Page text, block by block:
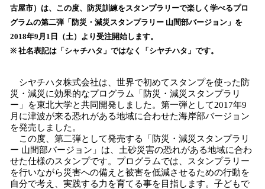
数
を
読
み
込
中
で
す
古屋市）は、この度、防災訓練をスタンプラリーで楽しく学べるプロ
グラムの第二弾「防災・減災スタンプラリー 山間部バージョン」を
2018年9月1日（土）より受注開始します。
※ 社名表記は「シャチハタ」ではなく「シヤチハタ」です。
シヤチハタ株式会社は、世界で初めてスタンプを使った防
災・減災に効果的なプログラム「防災・減災スタンプラリ
ー」を東北大学と共同開発しました。第一弾として2017年9
月に津波が来る恐れがある地域に合わせた海岸部バージョン
を発売しました。
この度、第二弾として発売する「防災・減災スタンプラリ
ー 山間部バージョン」は、土砂災害の恐れがある地域に合わ
せた仕様のスタンプです。プログラムでは、スタンプラリー
を行いながら災害への備えと被害を低減させるための行動を
自分で考え、実践する力を育てる事を目指します。子どもで